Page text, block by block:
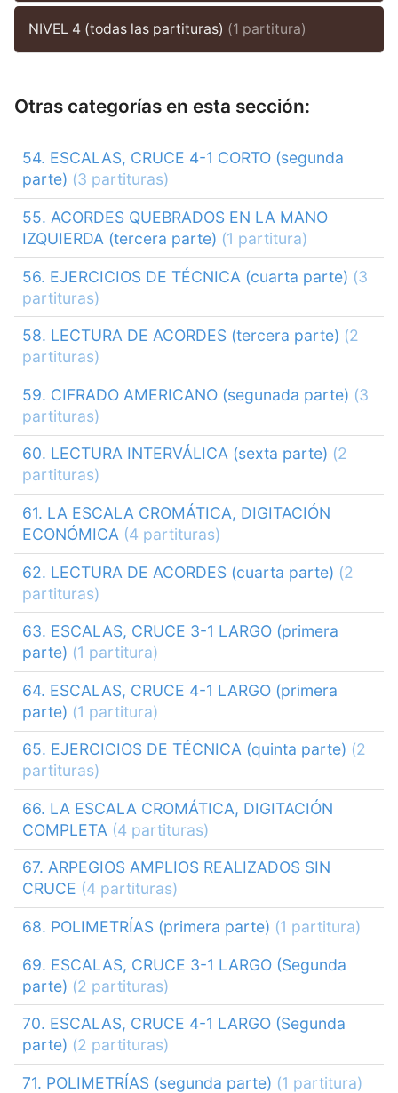
NIVEL 4 (todas las partituras) (1 partitura)
Otras categorías en esta sección:
54. ESCALAS, CRUCE 4-1 CORTO (segunda
parte) (3 partituras)
55. ACORDES QUEBRADOS EN LA MANO
IZQUIERDA (tercera parte) (1 partitura)
56. EJERCICIOS DE TÉCNICA (cuarta parte) (3
partituras)
58. LECTURA DE ACORDES (tercera parte) (2
partituras)
59. CIFRADO AMERICANO (segunada parte) (3
partituras)
60. LECTURA INTERVÁLICA (sexta parte) (2
partituras)
61. LA ESCALA CROMÁTICA, DIGITACIÓN
ECONÓMICA (4 partituras)
62. LECTURA DE ACORDES (cuarta parte) (2
partituras)
63. ESCALAS, CRUCE 3-1 LARGO (primera
parte) (1 partitura)
64. ESCALAS, CRUCE 4-1 LARGO (primera
parte) (1 partitura)
65. EJERCICIOS DE TÉCNICA (quinta parte) (2
partituras)
66. LA ESCALA CROMÁTICA, DIGITACIÓN
COMPLETA (4 partituras)
67. ARPEGIOS AMPLIOS REALIZADOS SIN
CRUCE (4 partituras)
68. POLIMETRÍAS (primera parte) (1 partitura)
69. ESCALAS, CRUCE 3-1 LARGO (Segunda
parte) (2 partituras)
70. ESCALAS, CRUCE 4-1 LARGO (Segunda
parte) (2 partituras)
71. POLIMETRÍAS (segunda parte) (1 partitura)